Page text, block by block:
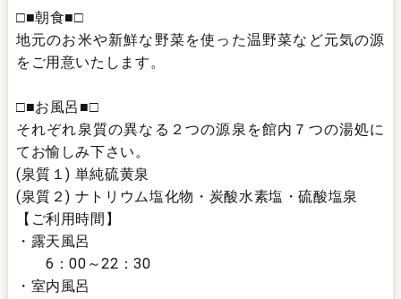
□■朝食■□
地元のお米や新鮮な野菜を使った温野菜など元気の源
をご用意いたします。
□■お風呂■□
それぞれ泉質の異なる２つの源泉を館内７つの湯処に
てお愉しみ下さい。
(泉質１) 単純硫黄泉
(泉質２) ナトリウム塩化物・炭酸水素塩・硫酸塩泉
【ご利用時間】
・露天風呂
6：00～22：30
・室内風呂